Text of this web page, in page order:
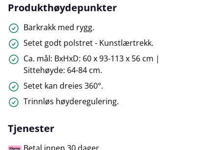
Produkthøydepunkter
Barkrakk med rygg.
Setet godt polstret - Kunstlærtrekk.
Ca. mål: BxHxD: 60 x 93-113 x 56 cm |
Sittehøyde: 64-84 cm.
Setet kan dreies 360°.
Trinnløs høyderegulering.
Tjenester